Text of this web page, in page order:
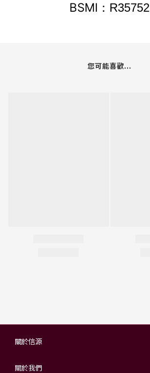
BSMI： R35752
您可能喜歡...
關於信源
關於我們